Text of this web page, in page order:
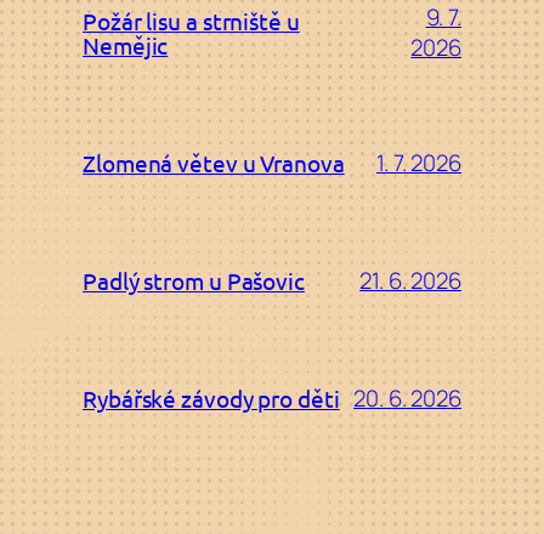
Požár lisu a strniště u
Nemějic
9. 7.
2026
Zlomená větev u Vranova 1. 7. 2026
Padlý strom u Pašovic 21. 6. 2026
Rybářské závody pro děti 20. 6. 2026